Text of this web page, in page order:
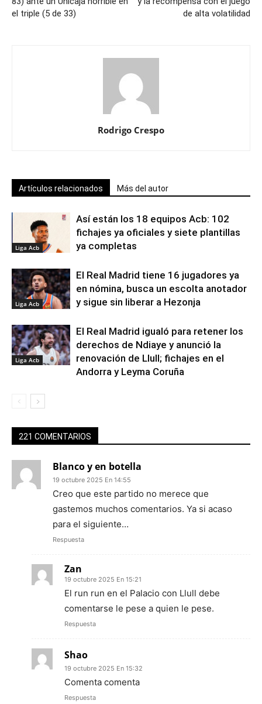
el triple (5 de 33)
de alta volatilidad
Rodrigo Crespo
Artículos relacionados Más del autor
Liga Acb
Así están los 18 equipos Acb: 102
fichajes ya oficiales y siete plantillas
ya completas
Liga Acb
El Real Madrid tiene 16 jugadores ya
en nómina, busca un escolta anotador
y sigue sin liberar a Hezonja
Liga Acb
El Real Madrid igualó para retener los
derechos de Ndiaye y anunció la
renovación de Llull; fichajes en el
Andorra y Leyma Coruña
221 COMENTARIOS
Blanco y en botella
19 octubre 2025 En 14:55
Creo que este partido no merece que
gastemos muchos comentarios. Ya si acaso
para el siguiente…
Respuesta
Zan
19 octubre 2025 En 15:21
El run run en el Palacio con Llull debe
comentarse le pese a quien le pese.
Respuesta
Shao
19 octubre 2025 En 15:32
Comenta comenta
Respuesta